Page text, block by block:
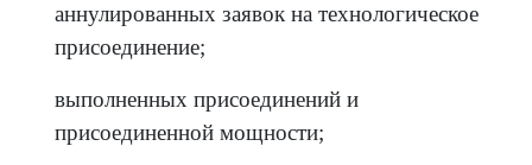
аннулированных заявок на технологическое
присоединение;
выполненных присоединений и
присоединенной мощности;